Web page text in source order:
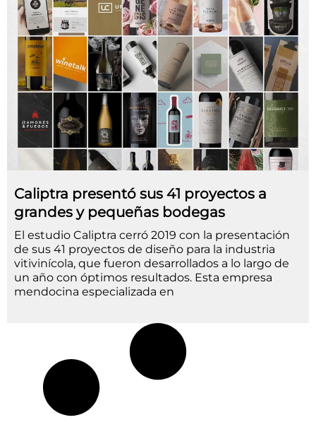
Caliptra presentó sus 41 proyectos a
grandes y pequeñas bodegas
El estudio Caliptra cerró 2019 con la presentación
de sus 41 proyectos de diseño para la industria
vitivinícola, que fueron desarrollados a lo largo de
un año con óptimos resultados. Esta empresa
mendocina especializada en